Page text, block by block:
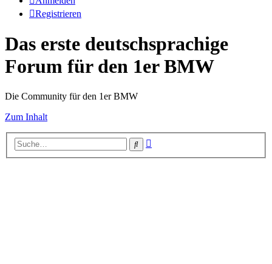
Registrieren
Das erste deutschsprachige
Forum für den 1er BMW
Die Community für den 1er BMW
Zum Inhalt
Suche